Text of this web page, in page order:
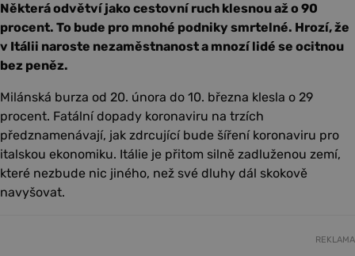
Některá odvětví jako cestovní ruch klesnou až o 90
procent. To bude pro mnohé podniky smrtelné. Hrozí, že
v Itálii naroste nezaměstnanost a mnozí lidé se ocitnou
bez peněz.
Milánská burza od 20. února do 10. března klesla o 29
procent. Fatální dopady koronaviru na trzích
předznamenávají, jak zdrcující bude šíření koronaviru pro
italskou ekonomiku. Itálie je přitom silně zadluženou zemí,
které nezbude nic jiného, než své dluhy dál skokově
navyšovat.
REKLAMA